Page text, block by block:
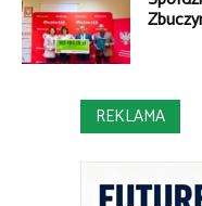
REKLAMA